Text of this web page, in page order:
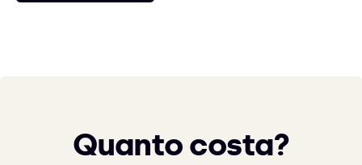
Quanto costa?